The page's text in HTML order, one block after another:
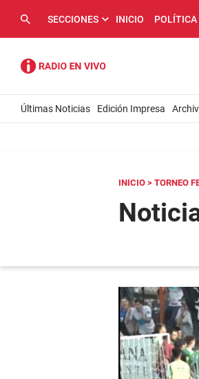
SECCIONES INICIO POLÍTICA
Últimas Noticias Edición Impresa
INICIO > TORNEO